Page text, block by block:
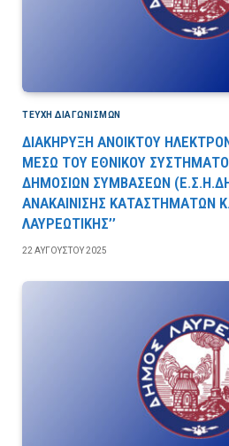
ΤΕΎΧΗ ΔΙΑΓΩΝΙΣΜΏΝ
ΔΙΑΚΗΡΥΞΗ ΑΝΟΙΚΤΟΥ
ΜΕΣΩ ΤΟΥ ΕΘΝΙΚΟΥ
ΔΗΜΟΣΙΩΝ ΣΥΜΒΑΣΕΩΝ
ΑΝΑΚΑΙΝΙΣΗΣ ΚΑΤΑΣΤΗΜΑΤΩΝ
ΛΑΥΡΕΩΤΙΚΗΣ’’
22 ΑΥΓΟΎΣΤΟΥ 2025